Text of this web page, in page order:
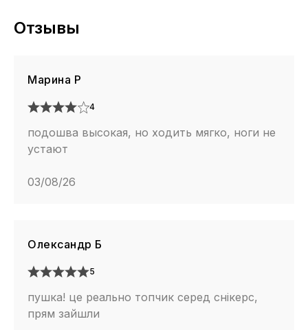
Отзывы
Марина Р
4
подошва высокая, но ходить мягко, ноги не
устают
03/08/26
Олександр Б
5
пушка! це реально топчик серед снікерс,
прям зайшли